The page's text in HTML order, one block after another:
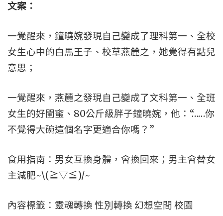
文案：
一覺醒來，鐘曉婉發現自己變成了理科第一、全校
女生心中的白馬王子、校草燕麓之，她覺得有點兒
意思；
一覺醒來，燕麓之發現自己變成了文科第一、全班
女生的好閨蜜、80公斤級胖子鐘曉婉，他：“……你
不覺得大碗這個名字更適合你嗎？”
食用指南：男女互換身體，會換回來；男主會替女
主減肥~\(≧▽≦)/~
內容標籤：靈魂轉換 性別轉換 幻想空間 校園